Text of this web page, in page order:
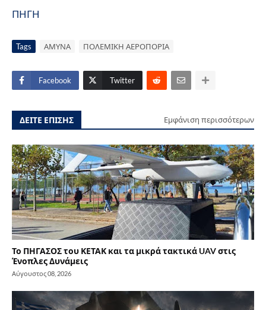
ΠΗΓΗ
Tags ΑΜΥΝΑ ΠΟΛΕΜΙΚΗ ΑΕΡΟΠΟΡΙΑ
Facebook Twitter
ΔΕΙΤΕ ΕΠΙΣΗΣ Εμφάνιση περισσότερων
Το ΠΗΓΑΣΟΣ του ΚΕΤΑΚ και τα μικρά τακτικά UAV στις
Ένοπλες Δυνάμεις
Αύγουστος 08, 2026